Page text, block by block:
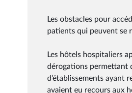
Les obstacles pour
patients qui peuvent se
Les hôtels hospitaliers
dérogations permettant
d’établissements ayant
avaient eu recours aux